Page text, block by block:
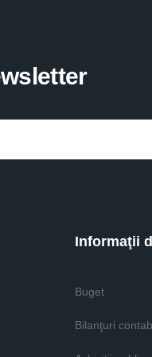
Informaţii
Buget
Bilanţuri